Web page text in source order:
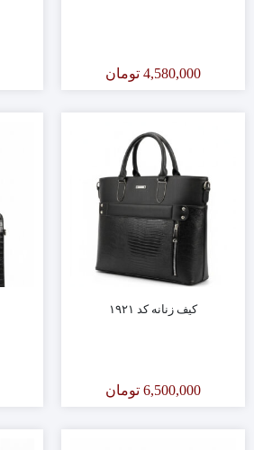
4,580,000 تومان
کیف زنانه کد ۱۹۲۱
6,500,000 تومان